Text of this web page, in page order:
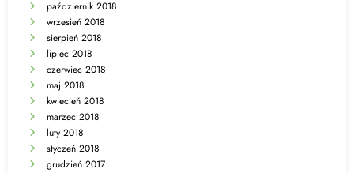
październik 2018
wrzesień 2018
sierpień 2018
lipiec 2018
czerwiec 2018
maj 2018
kwiecień 2018
marzec 2018
luty 2018
styczeń 2018
grudzień 2017